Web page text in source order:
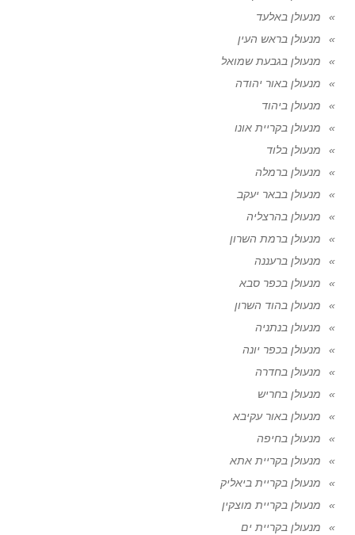
מנעולן באלעד
מנעולן בראש העין
מנעולן בגבעת שמואל
מנעולן באור יהודה
מנעולן ביהוד
מנעולן בקריית אונו
מנעולן בלוד
מנעולן ברמלה
מנעולן בבאר יעקב
מנעולן בהרצליה
מנעולן ברמת השרון
מנעולן ברעננה
מנעולן בכפר סבא
מנעולן בהוד השרון
מנעולן בנתניה
מנעולן בכפר יונה
מנעולן בחדרה
מנעולן בחריש
מנעולן באור עקיבא
מנעולן בחיפה
מנעולן בקריית אתא
מנעולן בקריית ביאליק
מנעולן בקריית מוצקין
מנעולן בקריית ים